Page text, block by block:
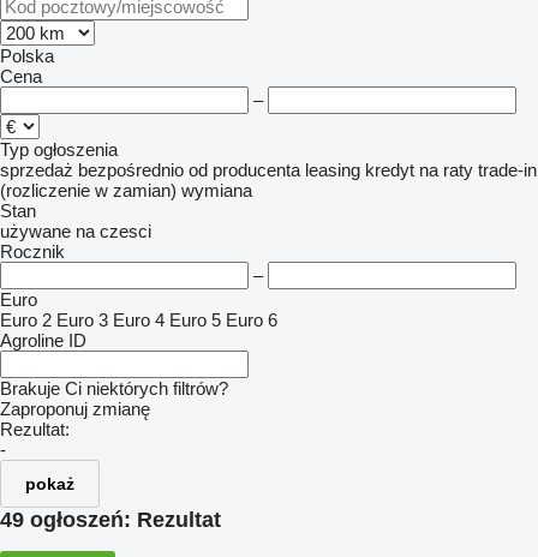
Polska
Cena
–
Typ ogłoszenia
sprzedaż bezpośrednio od producenta leasing kredyt na raty trade-in
(rozliczenie w zamian) wymiana
Stan
używane na czesci
Rocznik
–
Euro
Euro 2 Euro 3 Euro 4 Euro 5 Euro 6
Agroline ID
Brakuje Ci niektórych filtrów?
Zaproponuj zmianę
Rezultat:
-
pokaż
49 ogłoszeń: Rezultat